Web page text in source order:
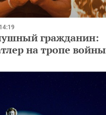
гражданин:
на тропе войны